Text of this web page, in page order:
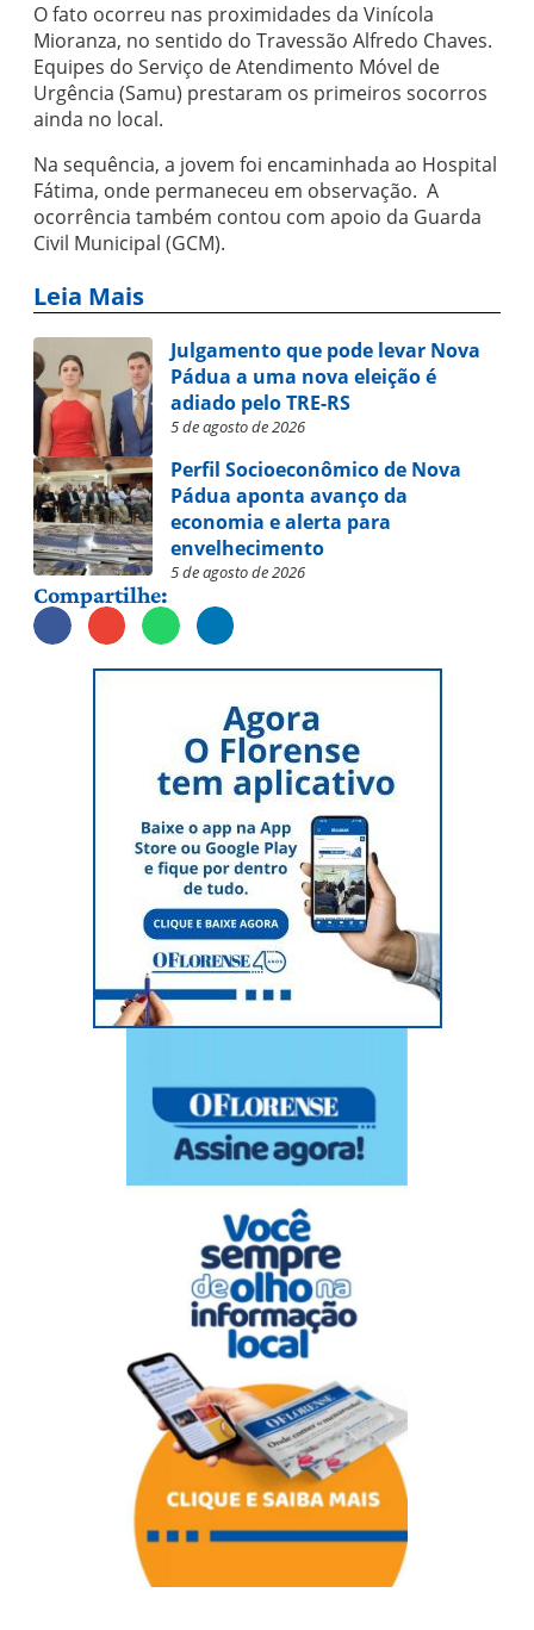
O fato ocorreu nas proximidades da Vinícola
Mioranza, no sentido do Travessão Alfredo Chaves.
Equipes do Serviço de Atendimento Móvel de
Urgência (Samu) prestaram os primeiros socorros
ainda no local.
Na sequência, a jovem foi encaminhada ao Hospital
Fátima, onde permaneceu em observação. A
ocorrência também contou com apoio da Guarda
Civil Municipal (GCM).
Leia Mais
Julgamento que pode levar Nova
Pádua a uma nova eleição é
adiado pelo TRE-RS
5 de agosto de 2026
Perfil Socioeconômico de Nova
Pádua aponta avanço da
economia e alerta para
envelhecimento
5 de agosto de 2026
Compartilhe: